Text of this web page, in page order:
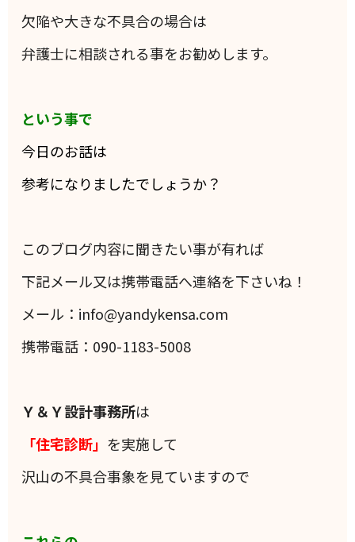
欠陥や大きな不具合の場合は
弁護士に相談される事をお勧めします。
という事で
今日のお話は
参考になりましたでしょうか？
このブログ内容に聞きたい事が有れば
下記メール又は携帯電話へ連絡を下さいね！
メール：info@yandykensa.com
携帯電話：090-1183-5008
Ｙ＆Ｙ設計事務所は
「住宅診断」 を実施して
沢山の不具合事象を見ていますので